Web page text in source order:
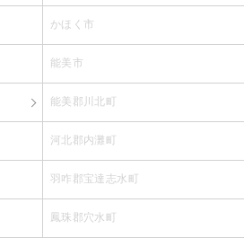
かほく市
能美市
能美郡川北町
河北郡内灘町
羽咋郡宝達志水町
鳳珠郡穴水町